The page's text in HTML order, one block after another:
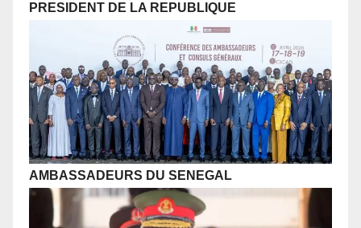
PRESIDENT DE LA REPUBLIQUE
AMBASSADEURS DU SENEGAL